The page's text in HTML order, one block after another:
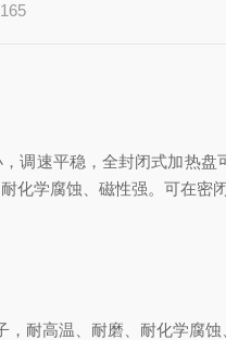
速平稳，全封闭式加热盘
化学腐蚀、磁性强。可在密
耐高温、耐磨、耐化学腐蚀